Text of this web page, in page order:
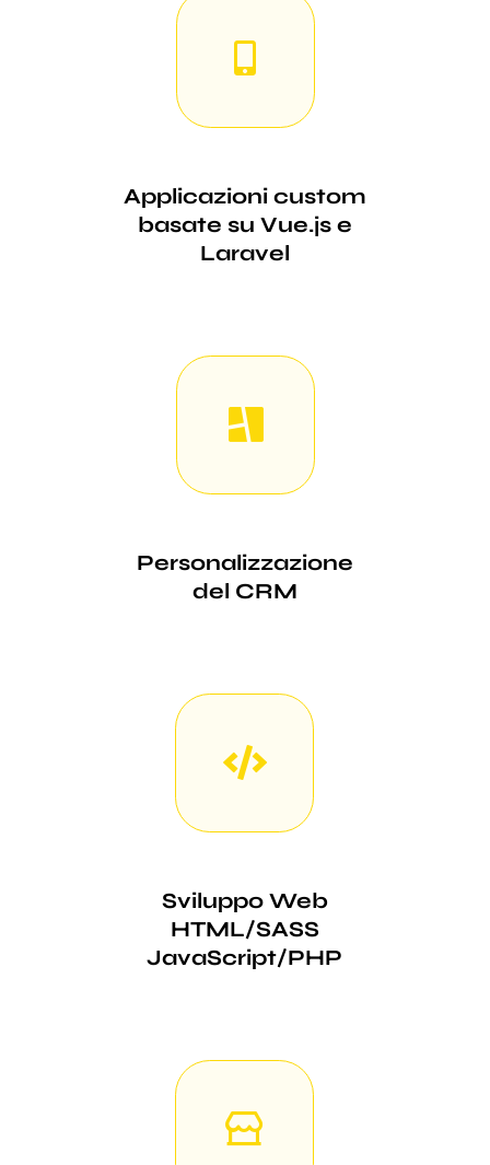
Applicazioni custom
basate su Vue.js e
Laravel
Personalizzazione
del CRM
Sviluppo Web
HTML/SASS
JavaScript/PHP